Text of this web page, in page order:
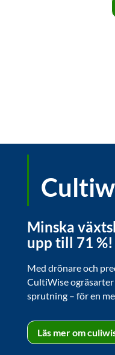
Minska
upp till 71 %!
Med drönare och
CultiWise
sprutning – för en
Läs mer om